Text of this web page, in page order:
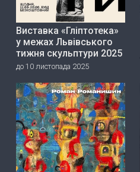
Виставка «Гліптотека»
у межах Львівського
тижня скульптури 2025
до 10 листопада 2025